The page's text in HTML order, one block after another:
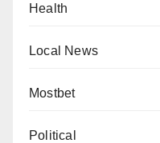
Health
Local News
Mostbet
Political